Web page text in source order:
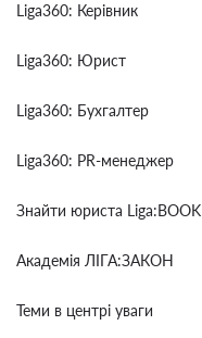
Liga360: Керівник
Liga360: Юрист
Liga360: Бухгалтер
Liga360: PR-менеджер
Знайти юриста Liga:BOOK
Академія ЛІГА:ЗАКОН
Теми в центрі уваги